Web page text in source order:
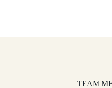
TEAM